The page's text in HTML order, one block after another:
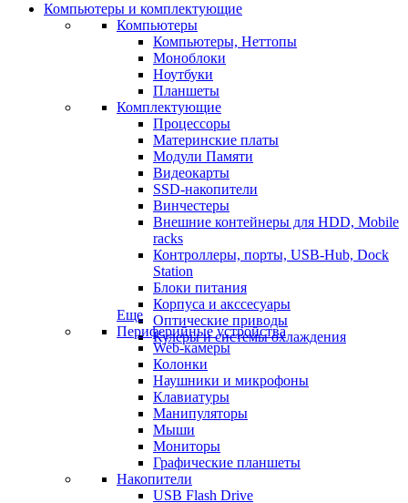
Компьютеры и комплектующие
Компьютеры
Компьютеры, Неттопы
Моноблоки
Ноутбуки
Планшеты
Комплектующие
Процессоры
Материнские платы
Модули Памяти
Видеокарты
SSD-накопители
Винчестеры
Внешние контейнеры для HDD, Mobile
racks
Контроллеры, порты, USB-Hub, Dock
Station
Блоки питания
Корпуса и акссесуары
Оптические приводы
Кулеры и системы охлаждения
Еще
Периферийные устройства
Web-камеры
Колонки
Наушники и микрофоны
Клавиатуры
Манипуляторы
Мыши
Мониторы
Графические планшеты
Накопители
USB Flash Drive